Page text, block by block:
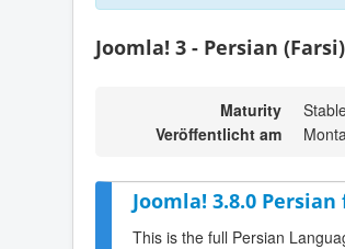
Joomla! 3 - Persian
Maturity
Veröffentlicht am
Joomla! 3.8.0
This is the full Persian